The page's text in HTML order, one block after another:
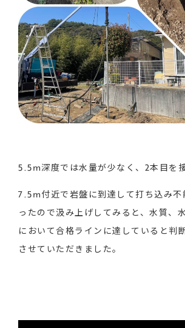
5.5m深度では水量が少なく、2本目を
7.5m付近で岩盤に到達して打ち込み不
ったので汲み上げしてみると、水質、
において合格ラインに達していると判
させていただきました。